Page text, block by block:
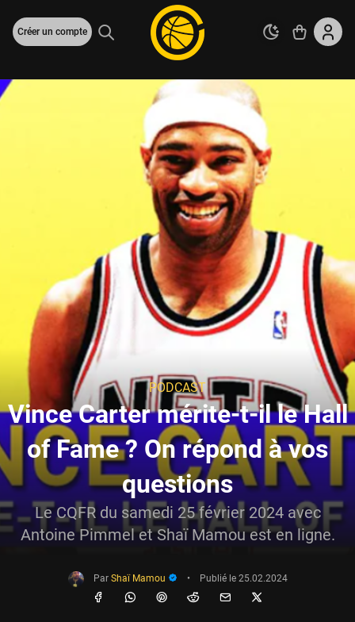
Créer un compte
PODCAST
Vince Carter mérite-t-il le Hall
of Fame ? On répond à vos
questions
Le CQFR du samedi 25 février 2024 avec
Antoine Pimmel et Shaï Mamou est en ligne.
Par Shaï Mamou • Publié le 25.02.2024